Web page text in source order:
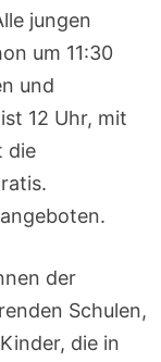
jungen
um 11:30
und
12 Uhr, mit
die
der
Schulen,
die in